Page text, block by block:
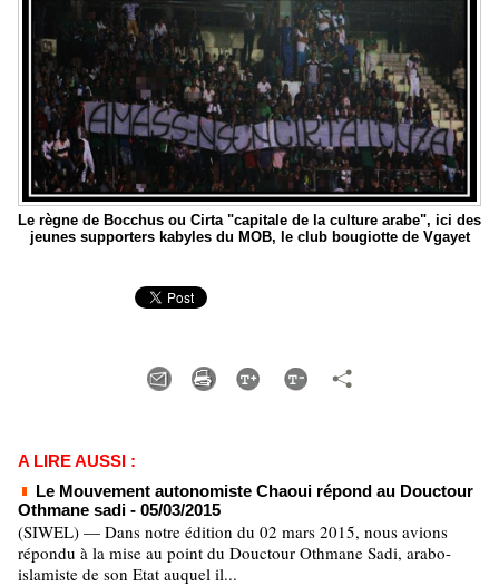
Le règne de Bocchus ou Cirta "capitale de la culture arabe", ici des
jeunes supporters kabyles du MOB, le club bougiotte de Vgayet
A LIRE AUSSI :
Le Mouvement autonomiste Chaoui répond au Douctour
Othmane sadi - 05/03/2015
(SIWEL) — Dans notre édition du 02 mars 2015, nous avions
répondu à la mise au point du Douctour Othmane Sadi, arabo-
islamiste de son Etat auquel il...